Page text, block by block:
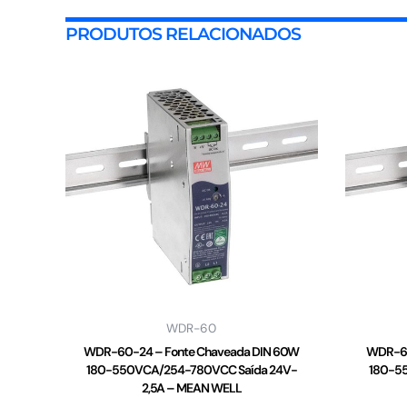
PRODUTOS RELACIONADOS
WDR-60
WDR-60-24 – Fonte Chaveada DIN 60W
180-550VCA/254-780VCC Saída 24V-
2,5A – MEAN WELL
WDR-
180-